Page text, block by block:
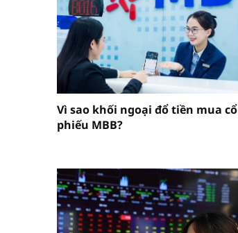
Vì sao khối ngoại đổ tiền mua cổ
phiếu MBB?